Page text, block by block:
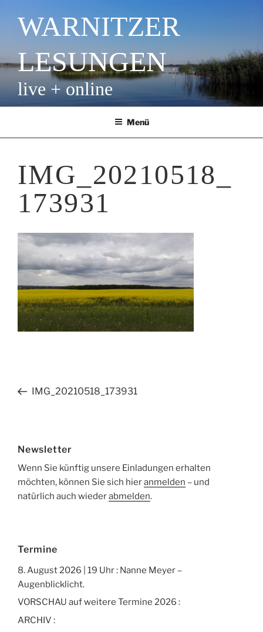
Inhalt
springenWARNITZER
LESUNGEN
live + online
Menü
IMG_20210518_
173931
Beitragsnavigation
Vorheriger
IMG_20210518_173931
Newsletter
Wenn Sie künftig unsere Einladungen erhalten
möchten, können Sie sich hieranmelden – und
natürlich auch wiederabmelden.
Termine
8. August 2026 | 19 Uhr : Nanne Meyer –
Augenblicklicht.
VORSCHAU auf weitere Termine 2026 :
ARCHIV :